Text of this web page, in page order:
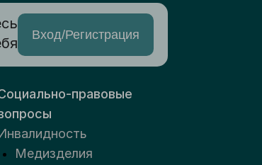
Вход/Регистрация
правовые
Медизделия